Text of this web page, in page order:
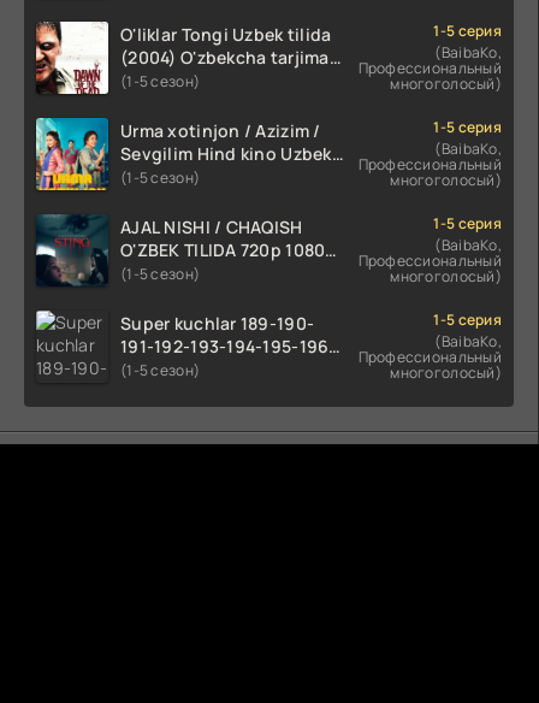
O'liklar Tongi Uzbek tilida
(2004) O'zbekcha tarjima
kino HD skachat
(1-5 сезон)
1-5 серия
(BaibaKo,
Профессиональный
многоголосый)
Urma xotinjon / Azizim /
Sevgilim Hind kino Uzbek
tilida 2022 O'zbekcha
(1-5 сезон)
1-5 серия
(BaibaKo,
Профессиональный
многоголосый)
AJAL NISHI / CHAQISH
O'ZBEK TILIDA 720p 1080p
Full HD (2024) Tarjima
(1-5 сезон)
1-5 серия
(BaibaKo,
Профессиональный
многоголосый)
Super kuchlar 189-190-
191-192-193-194-195-196-
197-198-199-200 Qism
tarjima seryal
(1-5 сезон)
1-5 серия
(BaibaKo,
Профессиональный
многоголосый)